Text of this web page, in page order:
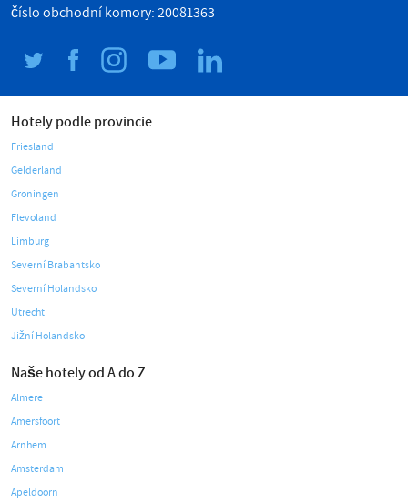
číslo obchodní komory: 20081363
Hotely podle provincie
Friesland
Gelderland
Groningen
Flevoland
Limburg
Severní Brabantsko
Severní Holandsko
Utrecht
Jižní Holandsko
Naše hotely od A do Z
Almere
Amersfoort
Arnhem
Amsterdam
Apeldoorn